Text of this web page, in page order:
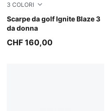
3 COLORI
Scarpe da golf Ignite Blaze 3
da donna
PUMA White-Deep Navy
CHF 160,00